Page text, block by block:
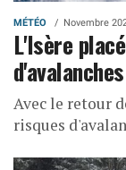
MÉTÉO Novembre
L'Isère
Avec le retour
risques